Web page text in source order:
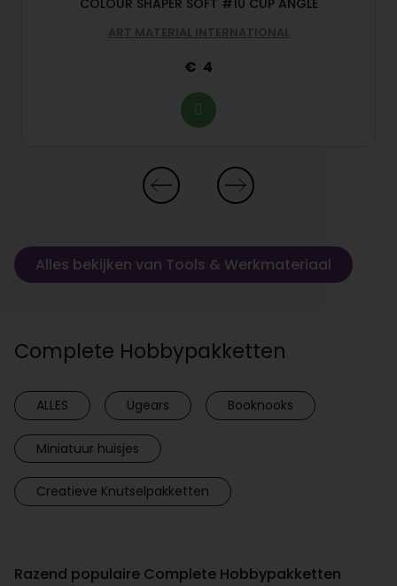
COLOUR SHAPER SOFT #10 CUP ANGLE
ART MATERIAL INTERNATIONAL
4
Alles bekijken van Tools & Werkmateriaal
Complete Hobbypakketten
ALLES Ugears Booknooks
Miniatuur huisjes
Creatieve Knutselpakketten
Razend populaire Complete Hobbypakketten